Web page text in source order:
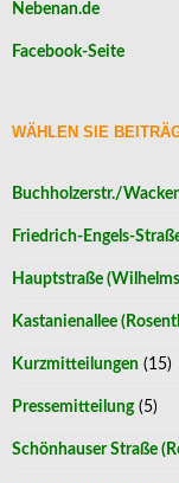
Nebenan.de
Facebook-Seite
WÄHLEN SIE
Buchholzerstr./
Friedrich-Engels-
Hauptstraße
Kastanienallee
Kurzmitteilungen (15)
Pressemitteilung(5)
Schönhauser Straße